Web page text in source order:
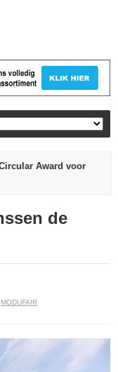
Award voor
de
MODUFAIR